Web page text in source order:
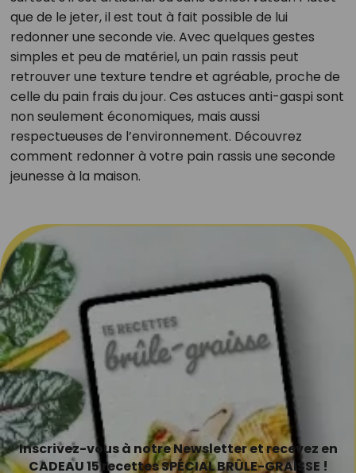
que de le jeter, il est tout à fait possible de lui
redonner une seconde vie. Avec quelques gestes
simples et peu de matériel, un pain rassis peut
retrouver une texture tendre et agréable, proche de
celle du pain frais du jour. Ces astuces anti-gaspi sont
non seulement économiques, mais aussi
respectueuses de l’environnement. Découvrez
comment redonner à votre pain rassis une seconde
jeunesse à la maison.
Inscrivez-vous à notre Newsletter et recevez en
CADEAU 15 recettes SPÉCIAL BRÛLE-GRAISSE !